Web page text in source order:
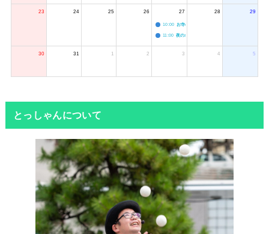
23 24 25 26 27
10:00 お寺のジャグリング教室
11:00 夜のボードゲーム会
28 29
30 31 1 2 3 4 5
とっしゃんについて